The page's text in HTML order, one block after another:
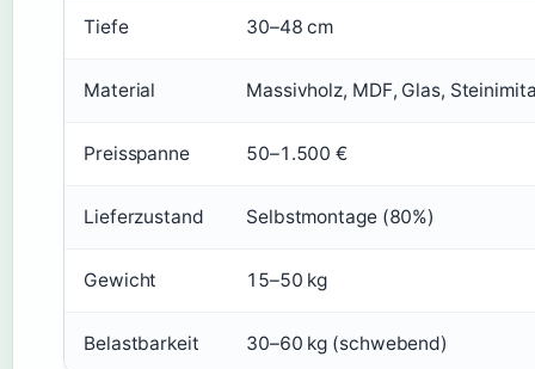
Tiefe 30–48 cm
Material Massivholz, MDF, Glas,
Preisspanne 50–1.500 €
Lieferzustand Selbstmontage (80%)
Gewicht 15–50 kg
Belastbarkeit 30–60 kg (schwebend)